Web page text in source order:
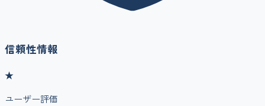
信頼性情報
★
ユーザー評価